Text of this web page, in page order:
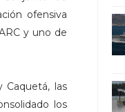
ofensiva
y uno de
Caquetá, las
los